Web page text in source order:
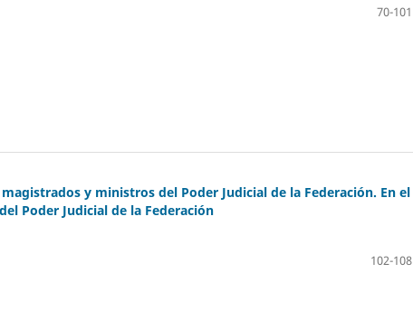
70-101
y ministros del Poder Judicial de la Federación. En el
Poder Judicial de la Federación
102-108